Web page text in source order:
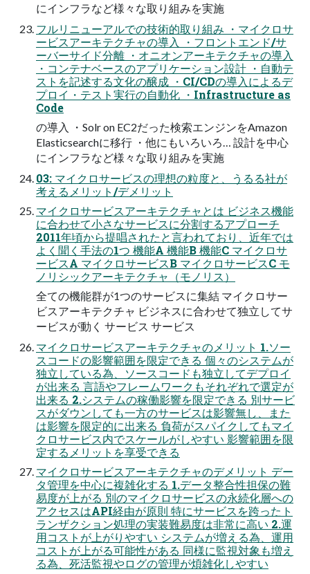
にインフラなど様々な取り組みを実施
フルリニューアルでの技術的取り組み ・マイクロサ
ービスアーキテクチャの導入 ・フロントエンド/サ
ーバーサイド分離 ・オニオンアーキテクチャの導入
・コンテナベースのアプリケーション設計 ・自動テ
ストを記述する文化の醸成 ・CI/CDの導入によるデ
プロイ・テスト実行の自動化 ・Infrastructure as
Code
の導入 ・Solr on EC2だった検索エンジンをAmazon
Elasticsearchに移行 ・他にもいろいろ… 設計を中心
にインフラなど様々な取り組みを実施
03: マイクロサービスの理想の粒度と、うるる社が
考えるメリット/デメリット
マイクロサービスアーキテクチャとは ビジネス機能
に合わせて小さなサービスに分割するアプローチ
2011年頃から提唱されたと言われており、近年では
よく聞く手法の1つ 機能A 機能B 機能C マイクロサ
ービスA マイクロサービスB マイクロサービスC モ
ノリシックアーキテクチャ（モノリス）
全ての機能群が1つのサービスに集結 マイクロサー
ビスアーキテクチャ ビジネスに合わせて独立してサ
ービスが動く サービス サービス
マイクロサービスアーキテクチャのメリット 1.ソー
スコードの影響範囲を限定できる 個々のシステムが
独立している為、ソースコードも独立してデプロイ
が出来る 言語やフレームワークもそれぞれで選定が
出来る 2.システムの稼働影響を限定できる 別サービ
スがダウンしても一方のサービスは影響無し、また
は影響を限定的に出来る 負荷がスパイクしてもマイ
クロサービス内でスケールがしやすい 影響範囲を限
定するメリットを享受できる
マイクロサービスアーキテクチャのデメリット デー
タ管理を中心に複雑化する 1.データ整合性担保の難
易度が上がる 別のマイクロサービスの永続化層への
アクセスはAPI経由が原則 特にサービスを跨ったト
ランザクション処理の実装難易度は非常に高い 2.運
用コストが上がりやすい システムが増える為、運用
コストが上がる可能性がある 同様に監視対象も増え
る為、死活監視やログの管理が煩雑化しやすい